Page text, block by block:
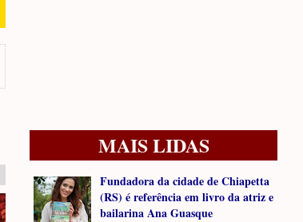
MAIS LIDAS
Fundadora da cidade de Chiapetta
(RS) é referência em livro da atriz e
bailarina Ana Guasque